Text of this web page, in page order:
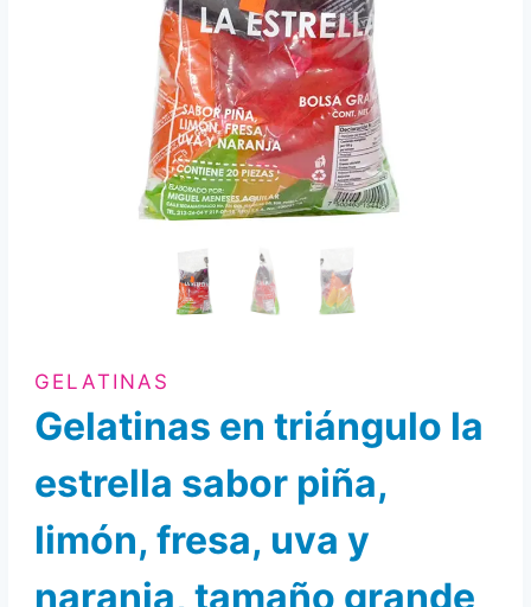
GELATINAS
Gelatinas en triángulo la
estrella sabor piña,
limón, fresa, uva y
naranja, tamaño grande